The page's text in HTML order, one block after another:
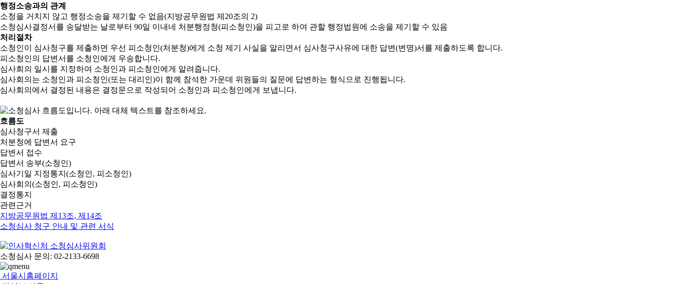
행정소송과의 관계
소청을 거치지 않고 행정소송을 제기할 수 없음(지방공무원법 제20조의 2)
소청심사결정서를 송달받는 날로부터 90일 이내네 처분행정청(피소청인)을 피고로 하여 관할 행정법원에 소송을 제기할 수 있음
처리절차
소청인이 심사청구를 제출하면 우선 피소청인(처분청)에게 소청 제기 사실을 알리면서 심사청구사유에 대한 답변(변명)서를 제출하도록 합니다.
피소청인의 답변서를 소청인에게 우송합니다.
심사회의 일시를 지정하여 소청인과 피소청인에게 알려줍니다.
심사회의는 소청인과 피소청인(또는 대리인)이 함께 참석한 가운데 위원들의 질문에 답변하는 형식으로 진행됩니다.
심사회의에서 결정된 내용은 결정문으로 작성되어 소청인과 피소청인에게 보냅니다.
흐름도
심사청구서 제출
처분청에 답변서 요구
답변서 접수
답변서 송부(소청인)
심사기일 지정통지(소청인, 피소청인)
심사회의(소청인, 피소청인)
결정통지
관련근거
지방공무원법 제13조, 제14조
소청심사 청구 안내 및 관련 서식
소청심사 문의: 02-2133-6698
서울시홈페이지